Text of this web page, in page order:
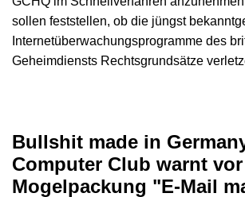
sollen feststellen, ob die jüngst
Internetüberwachungsprogramme des
Geheimdiensts Rechtsgrundsätze
Bullshit made in
Computer Club warnt vor
Mogelpackung "E-Mail